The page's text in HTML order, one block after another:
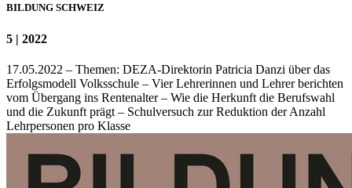
BILDUNG SCHWEIZ
5 | 2022
17.05.2022 – Themen: DEZA-Direktorin Patricia Danzi über das
Erfolgsmodell Volksschule – Vier Lehrerinnen und Lehrer berichten
vom Übergang ins Rentenalter – Wie die Herkunft die Berufswahl
und die Zukunft prägt – Schulversuch zur Reduktion der Anzahl
Lehrpersonen pro Klasse